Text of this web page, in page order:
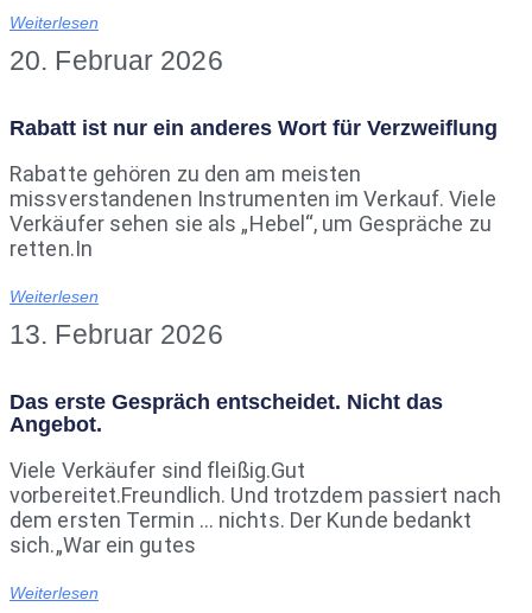
Weiterlesen
20. Februar 2026
Rabatt ist nur ein anderes Wort für Verzweiflung
Rabatte gehören zu den am meisten
missverstandenen Instrumenten im Verkauf. Viele
Verkäufer sehen sie als „Hebel“, um Gespräche zu
retten.In
Weiterlesen
13. Februar 2026
Das erste Gespräch entscheidet. Nicht das
Angebot.
Viele Verkäufer sind fleißig.Gut
vorbereitet.Freundlich. Und trotzdem passiert nach
dem ersten Termin … nichts. Der Kunde bedankt
sich.„War ein gutes
Weiterlesen